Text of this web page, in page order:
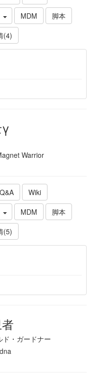
MDM
脚本
(4)
Warrior
Q&A
Wiki
MDM
脚本
(5)
ド・ガードナー